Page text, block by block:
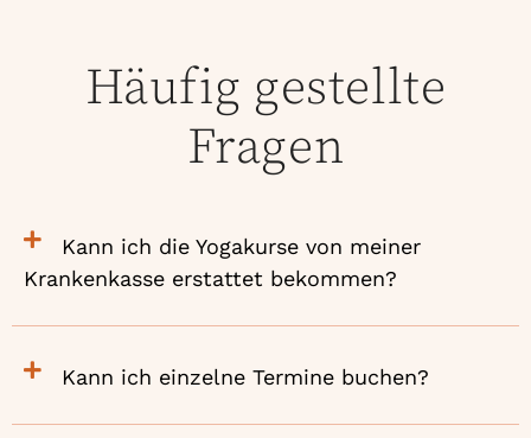
Häufig gestellte
Fragen
Kann ich die Yogakurse von meiner
Krankenkasse erstattet bekommen?
Kann ich einzelne Termine buchen?